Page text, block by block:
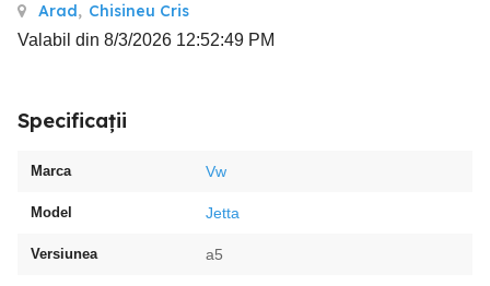
Arad, Chisineu Cris
Valabil din 8/3/2026 12:52:49 PM
Specificații
Marca Vw
Model Jetta
Versiunea a5